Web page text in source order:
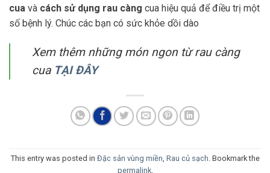
cua và cách sử dụng rau càng cua hiệu quả để điều trị một
số bệnh lý. Chúc các bạn có sức khỏe dồi dào
Xem thêm những món ngon từ rau càng
cua TẠI ĐÂY
This entry was posted in Đặc sản vùng miền, Rau củ sạch. Bookmark the
permalink.